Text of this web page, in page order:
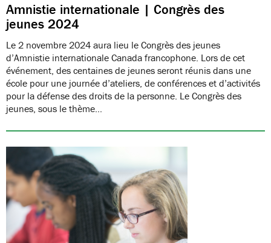
Amnistie internationale | Congrès des
jeunes 2024
Le 2 novembre 2024 aura lieu le Congrès des jeunes
d’Amnistie internationale Canada francophone. Lors de cet
événement, des centaines de jeunes seront réunis dans une
école pour une journée d’ateliers, de conférences et d’activités
pour la défense des droits de la personne. Le Congrès des
jeunes, sous le thème…